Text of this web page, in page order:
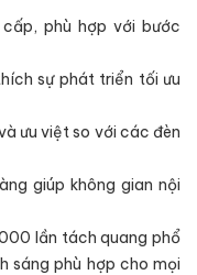
phù hợp với bước
sự phát triển tối ưu
ưu việt so với các đèn
giúp không gian nội
lần tách quang phổ
sáng phù hợp cho mọi